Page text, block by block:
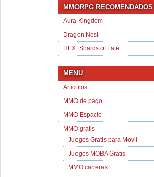
MMORPG RECOMENDADOS
Aura Kingdom
Dragon Nest
HEX: Shards of Fate
MENU
Articulos
MMO de pago
MMO Espacio
MMO gratis
Juegos Gratis para Movil
Juegos MOBA Gratis
MMO carreras